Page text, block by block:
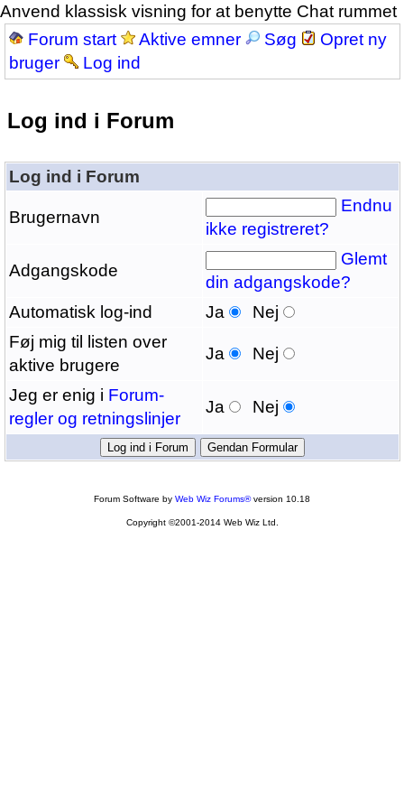
Anvend klassisk visning for at benytte Chat rummet
Forum start
Aktive emner Søg
Opret ny
bruger
Log ind
Log ind i Forum
Log ind i Forum
Brugernavn
Endnu
ikke registreret?
Adgangskode
Glemt
din adgangskode?
Automatisk log-ind
Ja
Nej
Føj mig til listen over
aktive brugere
Ja Nej
Jeg er enig i Forum-
regler og retningslinjer
Ja Nej
Forum Software by Web Wiz Forums®version 10.18
Copyright ©2001-2014 Web Wiz Ltd.